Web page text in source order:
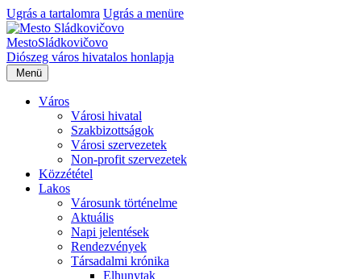
Ugrás a tartalomra Ugrás a menüre
MestoSládkovičovo
Diószeg város hivatalos honlapja
Menü
Város
Városi hivatal
Szakbizottságok
Városi szervezetek
Non-profit szervezetek
Közzététel
Lakos
Városunk történelme
Aktuális
Napi jelentések
Rendezvények
Társadalmi krónika
Elhunytak